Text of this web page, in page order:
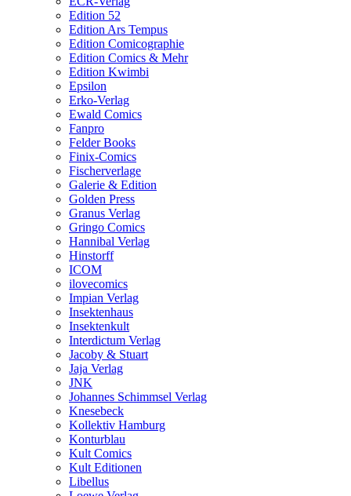
Edition 52
Edition Ars Tempus
Edition Comicographie
Edition Comics & Mehr
Edition Kwimbi
Epsilon
Erko-Verlag
Ewald Comics
Fanpro
Felder Books
Finix-Comics
Fischerverlage
Galerie & Edition
Golden Press
Granus Verlag
Gringo Comics
Hannibal Verlag
Hinstorff
ICOM
ilovecomics
Impian Verlag
Insektenhaus
Insektenkult
Interdictum Verlag
Jacoby & Stuart
Jaja Verlag
JNK
Johannes Schimmsel Verlag
Knesebeck
Kollektiv Hamburg
Konturblau
Kult Comics
Kult Editionen
Libellus